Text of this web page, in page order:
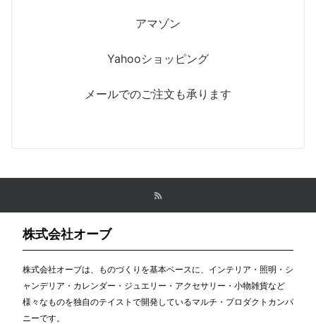
アマゾン
Yahooショッピング
メールでのご注文も承ります
株式会社オーブ
株式会社オーブは、ものづくりを基本ベースに、インテリア・照明・シ
ャンデリア・カレンダー・ジュエリー・アクセサリー・小物雑貨など
様々なものを独自のテイストで開発しているマルチ・プロダクトカンパ
ニーです。